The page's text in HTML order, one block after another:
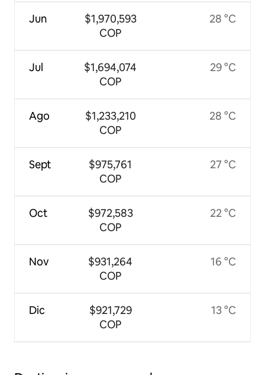
Jun
Jul
Ago
Sept
Oct
Nov
Dic
$1,970,593
COP
$1,694,074
COP
$1,233,210
COP
$975,761
COP
$972,583
COP
$931,264
COP
$921,729
COP
28 °C
29 °C
28 °C
27 °C
22 °C
16 °C
13 °C